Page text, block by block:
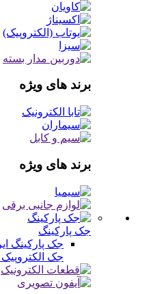
برند های ویژه
برند های ویژه
جک پارکینگ
جک پارکینگ
جک الکتروپیک